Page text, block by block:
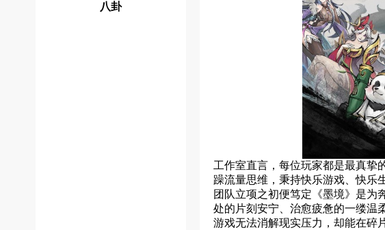
八卦
工作室直言，每位玩家都是最真挚
躁流量思维，秉持快乐游戏、快乐
团队立项之初便笃定《墨境》是为
处的片刻安宁、治愈疲惫的一缕温柔
游戏无法消解现实压力，却能在碎